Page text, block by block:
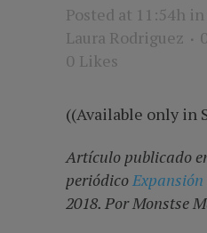
Posted at 11:54h in
Laura Rodriguez
0 Likes
((Available only in
Artículo publicado
periódico Expansión
2018. Por Monstse